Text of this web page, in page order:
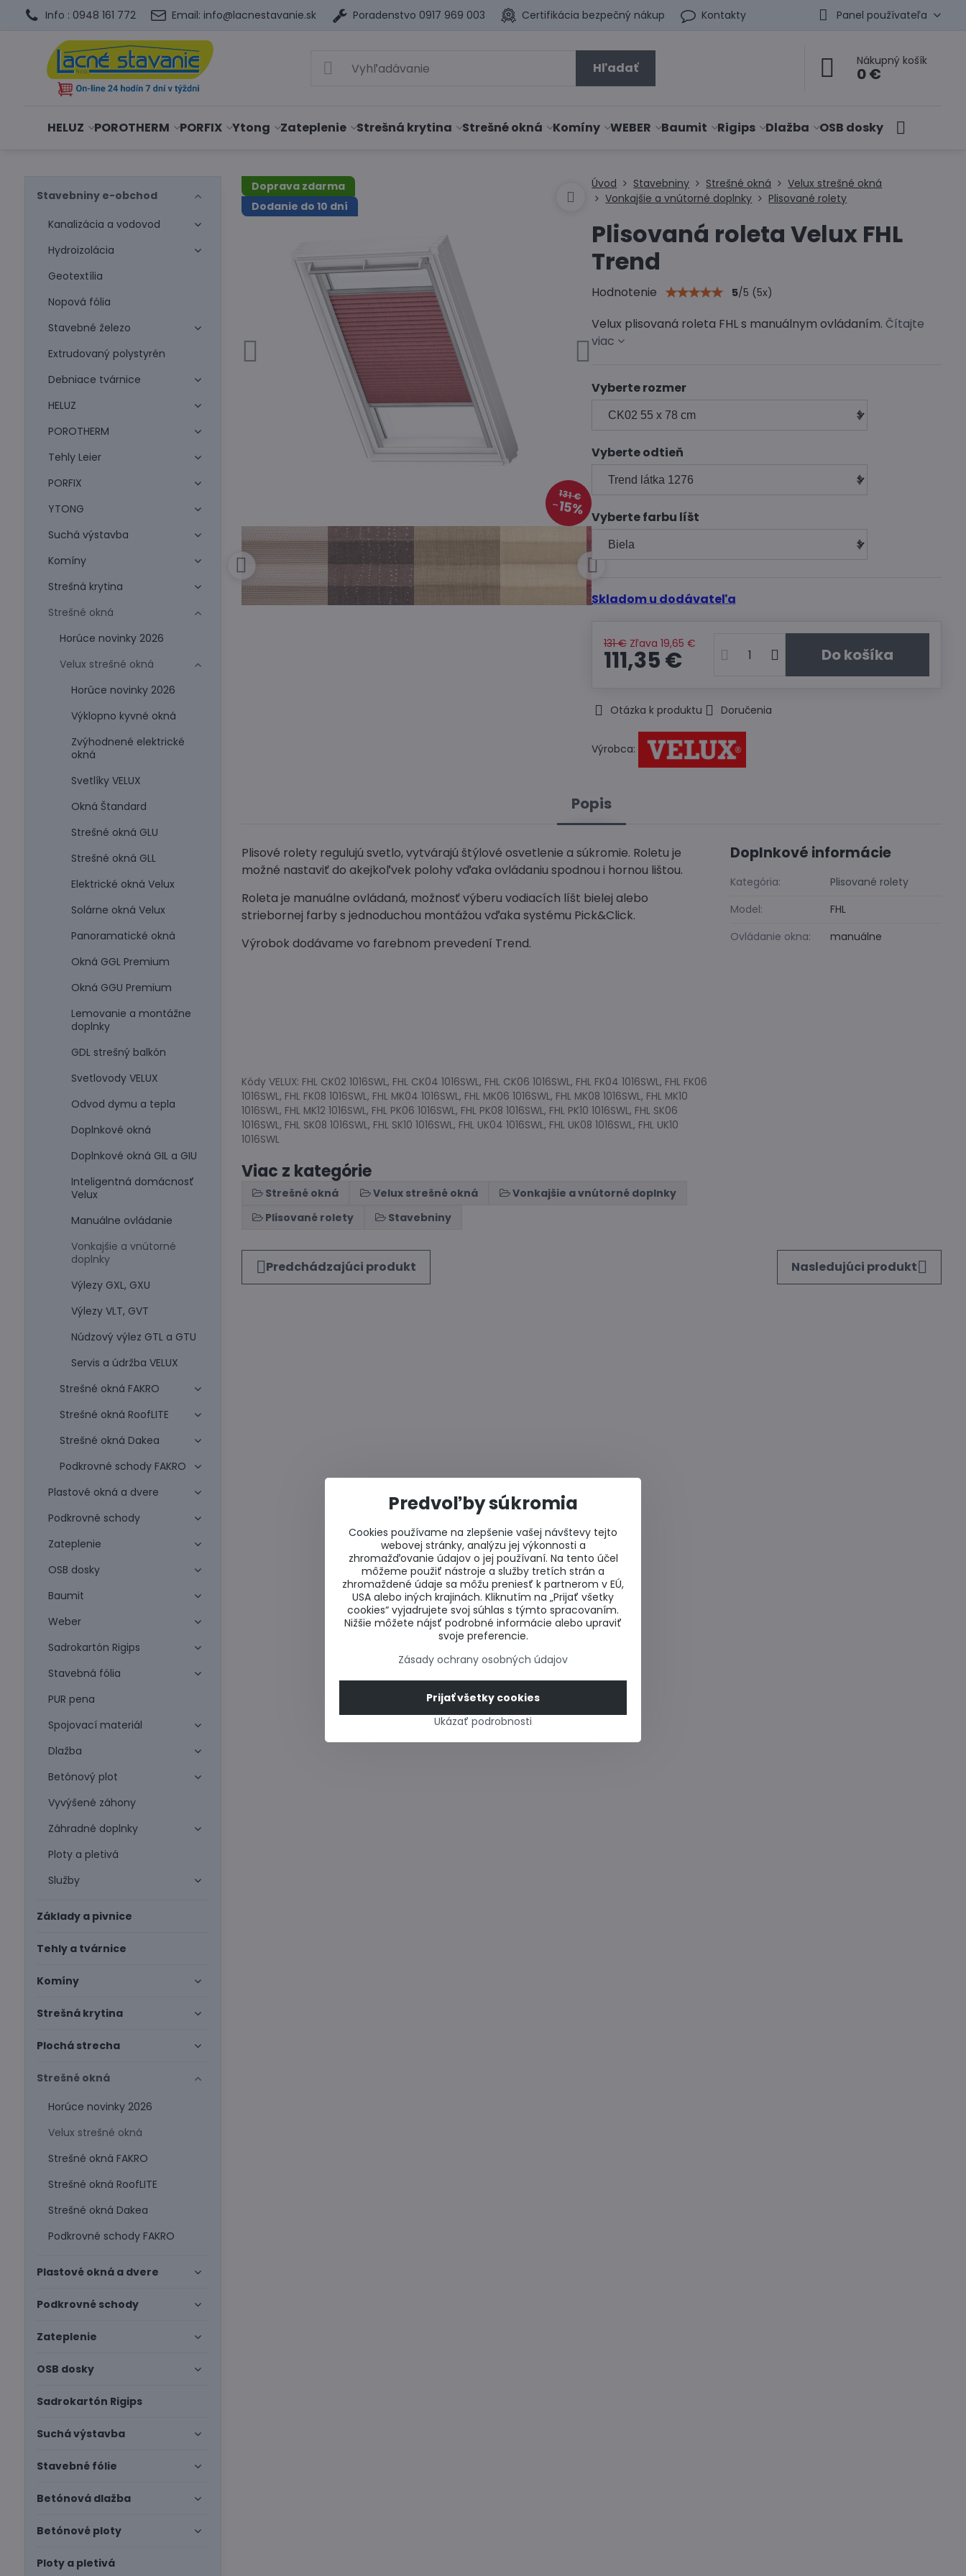
Info : 0948 161 772 Email: info@lacnestavanie.sk Poradenstvo 0917 969 003 Certifikácia bezpečný nákup Kontakty Panel používateľa
Hľadať Nákupný košík
0 €
HELUZ POROTHERM PORFIX Ytong Zateplenie Strešná krytina Strešné okná Komíny WEBER Baumit Rigips Dlažba OSB dosky
Doprava zdarma
Dodanie do 10 dní
131 €
15%
Úvod Stavebniny Strešné okná
Velux strešné okná
Vonkajšie a vnútorné doplnky
Plisované rolety
Plisovaná roleta Velux FHL
Trend
Hodnotenie 5/5 (5x)
Velux plisovaná roleta FHL s manuálnym ovládaním.Čítajte
viac
Vyberte rozmer
Vyberte odtieň
Vyberte farbu líšt
Skladom u dodávateľa
131 € Zľava 19,65 €
111,35 € Do košíka
Otázka k produktu Doručenia
Výrobca:
Popis
Plisové rolety regulujú svetlo, vytvárajú štýlové osvetlenie a súkromie. Roletu je
možné nastaviť do akejkoľvek polohy vďaka ovládaniu spodnou i hornou lištou.
Roleta je manuálne ovládaná, možnosť výberu vodiacích líšt bielej alebo
striebornej farby s jednoduchou montážou vďaka systému Pick&Click.
Výrobok dodávame vo farebnom prevedení Trend.
Kódy VELUX: FHL CK02 1016SWL, FHL CK04 1016SWL, FHL CK06 1016SWL, FHL FK04 1016SWL, FHL FK06
1016SWL, FHL FK08 1016SWL, FHL MK04 1016SWL, FHL MK06 1016SWL, FHL MK08 1016SWL, FHL MK10
1016SWL, FHL MK12 1016SWL, FHL PK06 1016SWL, FHL PK08 1016SWL, FHL PK10 1016SWL, FHL SK06
1016SWL, FHL SK08 1016SWL, FHL SK10 1016SWL, FHL UK04 1016SWL, FHL UK08 1016SWL, FHL UK10
1016SWL
Viac z kategórie
Strešné okná Velux strešné okná
Vonkajšie a vnútorné doplnky
Plisované rolety
Stavebniny
Doplnkové informácie
Kategória:
Plisované rolety
Model:
FHL
Ovládanie okna:
manuálne
Predchádzajúci produkt Nasledujúci produkt
Stavebniny e-obchod
Kanalizácia a vodovod
Hydroizolácia
Geotextília
Nopová fólia
Stavebné železo
Extrudovaný polystyrén
Debniace tvárnice
HELUZ
POROTHERM
Tehly Leier
PORFIX
YTONG
Suchá výstavba
Komíny
Strešná krytina
Strešné okná
Horúce novinky 2026
Velux strešné okná
Horúce novinky 2026
Výklopno kyvné okná
Zvýhodnené elektrické
okná
Svetlíky VELUX
Okná Štandard
Strešné okná GLU
Strešné okná GLL
Elektrické okná Velux
Solárne okná Velux
Panoramatické okná
Okná GGL Premium
Okná GGU Premium
Lemovanie a montážne
doplnky
GDL strešný balkón
Svetlovody VELUX
Odvod dymu a tepla
Doplnkové okná
Doplnkové okná GIL a GIU
Inteligentná domácnosť
Velux
Manuálne ovládanie
Vonkajšie a vnútorné
doplnky
Výlezy GXL, GXU
Výlezy VLT, GVT
Núdzový výlez GTL a GTU
Servis a údržba VELUX
Strešné okná FAKRO
Strešné okná RoofLITE
Strešné okná Dakea
Podkrovné schody FAKRO
Plastové okná a dvere
Podkrovné schody
Zateplenie
OSB dosky
Baumit
Weber
Sadrokartón Rigips
Stavebná fólia
PUR pena
Spojovací materiál
Dlažba
Betónový plot
Vyvýšené záhony
Záhradné doplnky
Ploty a pletivá
Služby
Základy a pivnice
Tehly a tvárnice
Komíny
Strešná krytina
Plochá strecha
Strešné okná
Horúce novinky 2026
Velux strešné okná
Strešné okná FAKRO
Strešné okná RoofLITE
Strešné okná Dakea
Podkrovné schody FAKRO
Plastové okná a dvere
Podkrovné schody
Zateplenie
OSB dosky
Sadrokartón Rigips
Suchá výstavba
Stavebné fólie
Betónová dlažba
Betónové ploty
Ploty a pletivá
Predvoľby súkromia
Cookies používame na zlepšenie vašej návštevy tejto
webovej stránky, analýzu jej výkonnosti a
zhromažďovanie údajov o jej používaní. Na tento účel
môžeme použiť nástroje a služby tretích strán a
zhromaždené údaje sa môžu preniesť k partnerom v EÚ,
USA alebo iných krajinách. Kliknutím na „Prijať všetky
cookies“ vyjadrujete svoj súhlas s týmto spracovaním.
Nižšie môžete nájsť podrobné informácie alebo upraviť
svoje preferencie.
Zásady ochrany osobných údajov
Ukázať podrobnosti
Prijať všetky cookies